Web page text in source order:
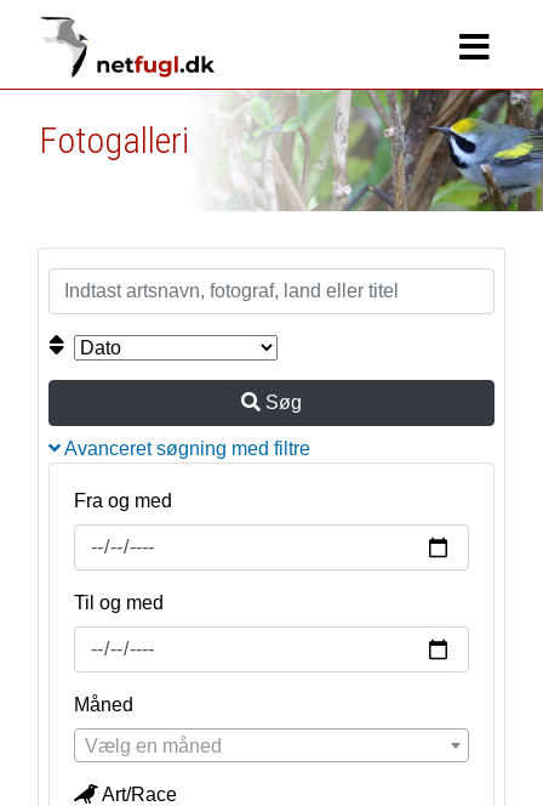
Fotogalleri
Søg
Avanceret søgning med filtre
Fra og med
Til og med
Måned
Vælg en måned
Art/Race